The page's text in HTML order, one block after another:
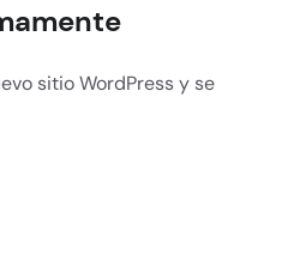
sitio WordPress y se